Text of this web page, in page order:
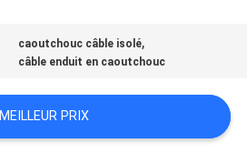
caoutchouc câble isolé,
câble enduit en caoutchouc
MEILLEUR PRIX